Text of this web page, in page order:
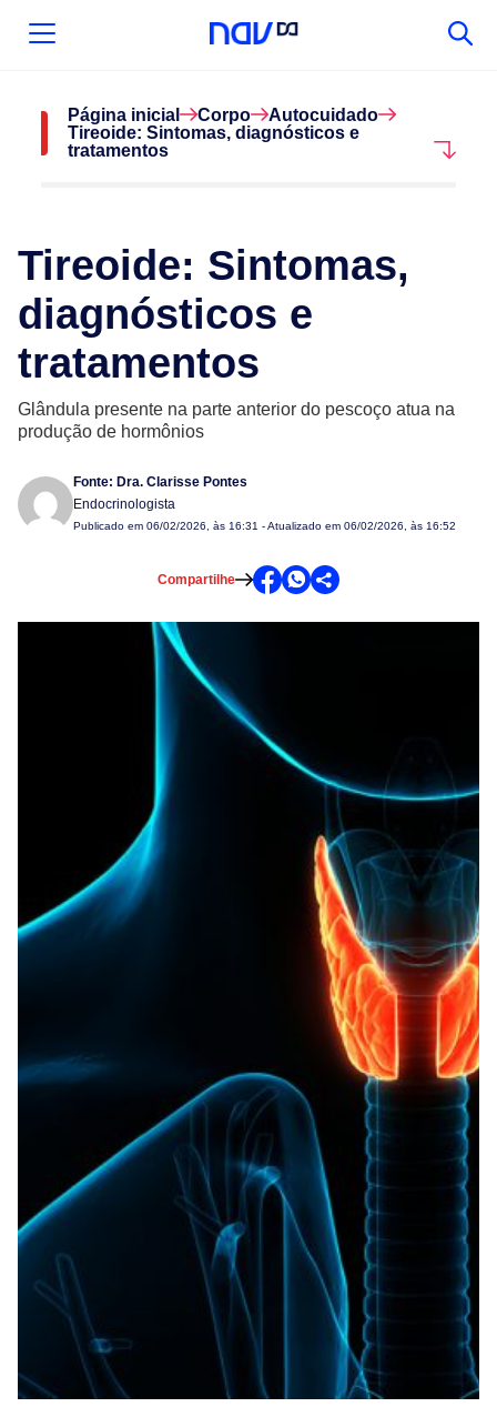
Página inicial Corpo
Autocuidado
Tireoide: Sintomas, diagnósticos e
tratamentos
Tireoide: Sintomas,
diagnósticos e
tratamentos
Glândula presente na parte anterior do pescoço atua na
produção de hormônios
Fonte: Dra. Clarisse Pontes
Endocrinologista
Publicado em 06/02/2026, às 16:31 - Atualizado em 06/02/2026, às 16:52
Compartilhe